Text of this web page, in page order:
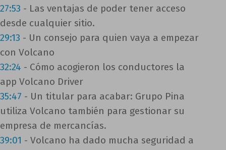
27:53
desde cualquier sitio.
29:13
con Volcano
32:24
app Volcano Driver
35:47
utiliza Volcano también para gestionar su
empresa de mercancías.
39:01